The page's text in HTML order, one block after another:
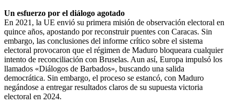
Un esfuerzo por el diálogo agotado
En 2021, la UE envió su primera misión de observación electoral en
quince años, apostando por reconstruir puentes con Caracas. Sin
embargo, las conclusiones del informe crítico sobre el sistema
electoral provocaron que el régimen de Maduro bloqueara cualquier
intento de reconciliación con Bruselas. Aun así, Europa impulsó los
llamados «Diálogos de Barbados», buscando una salida
democrática. Sin embargo, el proceso se estancó, con Maduro
negándose a entregar resultados claros de su supuesta victoria
electoral en 2024.